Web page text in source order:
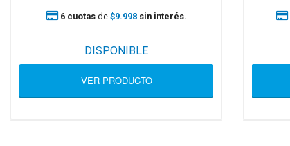
6 cuotasde $9.998 sin interés.
DISPONIBLE
VER PRODUCTO